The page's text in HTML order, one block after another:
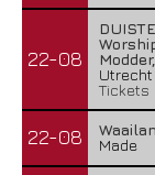
22-08
Utrecht
Tickets
22-08
Made